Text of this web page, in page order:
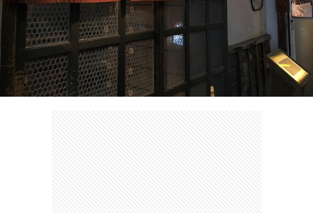
ロ
グ
に